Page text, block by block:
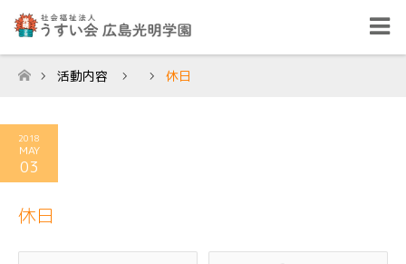
ホーム
活動内容 休日
2018
MAY
03
休日